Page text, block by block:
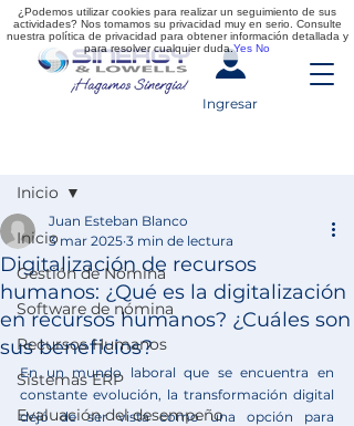
Ingresar
Inicio
Gestión de Nómina
Software de nómina
Recursos Humanos
Sistemas ERP
Evaluación del desempeño
Inicio
Digitalización de recursos
humanos: ¿Qué es la digitalización
en recursos humanos? ¿Cuáles son
sus beneficios?
Juan Esteban Blanco
3 mar 2025 3 min de lectura
En un mundo laboral que se encuentra en
constante evolución, la transformación digital
dejó de ser vista como una opción para
¿Podemos utilizar cookies para realizar un seguimiento de sus
actividades? Nos tomamos su privacidad muy en serio. Consulte
nuestra política de privacidad para obtener información detallada y
para resolver cualquier duda.Yes No